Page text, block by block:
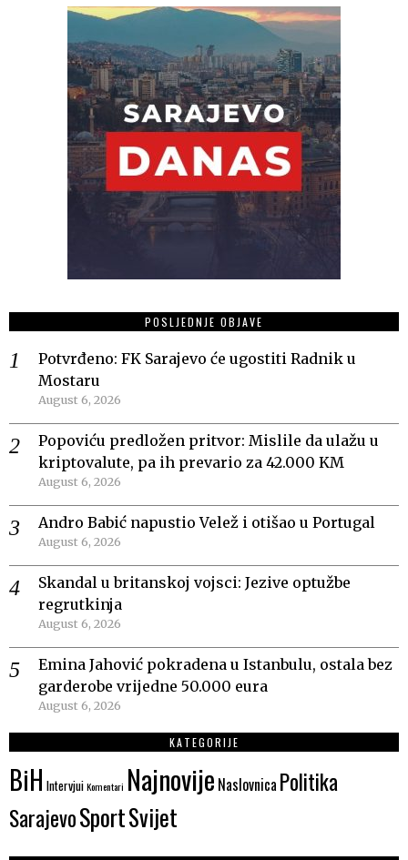
POSLJEDNJE OBJAVE
Potvrđeno: FK Sarajevo će ugostiti Radnik u
Mostaru
August 6, 2026
Popoviću predložen pritvor: Mislile da ulažu u
kriptovalute, pa ih prevario za 42.000 KM
August 6, 2026
Andro Babić napustio Velež i otišao u Portugal
August 6, 2026
Skandal u britanskoj vojsci: Jezive optužbe
regrutkinja
August 6, 2026
Emina Jahović pokradena u Istanbulu, ostala bez
garderobe vrijedne 50.000 eura
August 6, 2026
KATEGORIJE
BiH IntervjuiKomentari Najnovije Naslovnica Politika
SarajevoSportSvijet